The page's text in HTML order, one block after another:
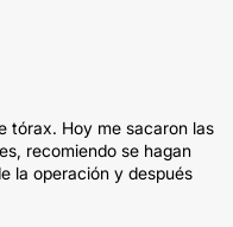
tórax. Hoy me sacaron las
recomiendo se hagan
la operación y después